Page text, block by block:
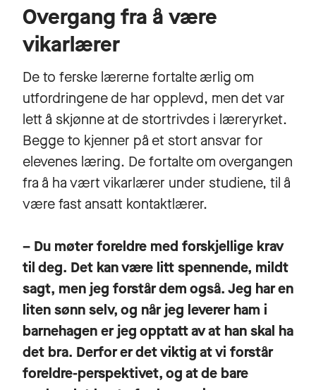
Overgang fra å være
vikarlærer
De to ferske lærerne fortalte ærlig om
utfordringene de har opplevd, men det var
lett å skjønne at de stortrivdes i læreryrket.
Begge to kjenner på et stort ansvar for
elevenes læring. De fortalte om overgangen
fra å ha vært vikarlærer under studiene, til å
være fast ansatt kontaktlærer.
– Du møter foreldre med forskjellige krav
til deg. Det kan være litt spennende, mildt
sagt, men jeg forstår dem også. Jeg har en
liten sønn selv, og når jeg leverer ham i
barnehagen er jeg opptatt av at han skal ha
det bra. Derfor er det viktig at vi forstår
foreldre-perspektivet, og at de bare